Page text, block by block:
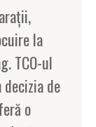
la
TCO-ul
de
o